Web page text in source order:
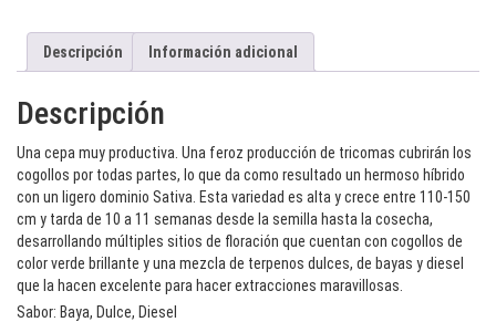
Descripción Información adicional
Descripción
Una cepa muy productiva. Una feroz producción de tricomas cubrirán los
cogollos por todas partes, lo que da como resultado un hermoso híbrido
con un ligero dominio Sativa. Esta variedad es alta y crece entre 110-150
cm y tarda de 10 a 11 semanas desde la semilla hasta la cosecha,
desarrollando múltiples sitios de floración que cuentan con cogollos de
color verde brillante y una mezcla de terpenos dulces, de bayas y diesel
que la hacen excelente para hacer extracciones maravillosas.
Sabor: Baya, Dulce, Diesel